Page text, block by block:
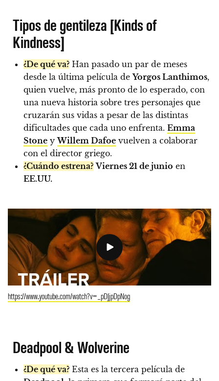
Tipos de gentileza [Kinds of
Kindness]
¿De qué va? Han pasado un par de meses
desde la última película deYorgos Lanthimos,
quien vuelve, más pronto de lo esperado, con
una nueva historia sobre tres personajes que
cruzarán sus vidas a pesar de las distintas
dificultades que cada uno enfrenta. Emma
Stone yWillem Dafoe vuelven a colaborar
con el director griego.
¿Cuándo estrena? Viernes 21 de junio en
EE.UU.
https://www.youtube.com/watch?v=_pDJjpDpNog
Deadpool & Wolverine
¿De qué va? Esta es la tercera película de